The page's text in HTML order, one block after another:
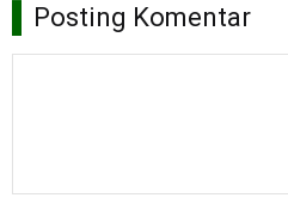
Posting Komentar